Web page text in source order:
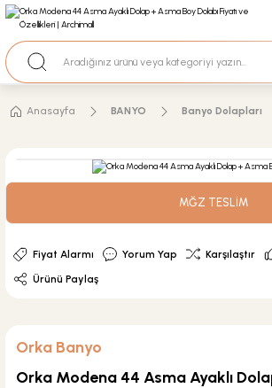
35+ Yıllık Tecrübe
Nakit Ödemeli Özel Fiyatlar için Bizden
Anasayfa BANYO Banyo Dolapları
MĞZ TESLİM
Fiyat Alarmı Yorum Yap Karşılaştır
Ürünü Paylaş
Orka Banyo
Orka Modena 44 Asma Ayaklı